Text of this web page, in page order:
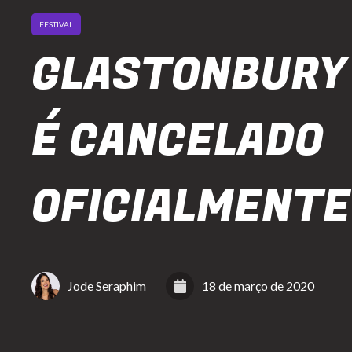
FESTIVAL
É CANCELADO
OFICIALMENTE
Jode Seraphim 18 de março de 2020